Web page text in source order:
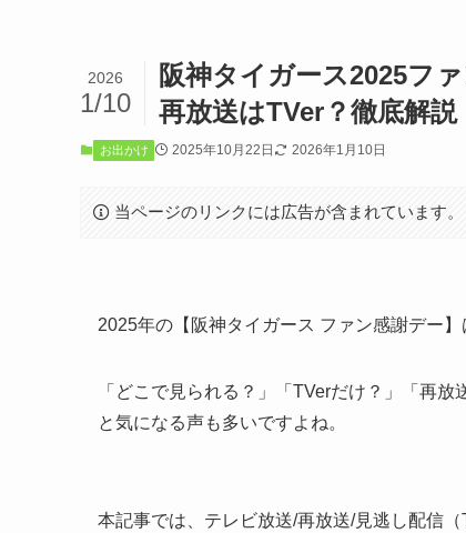
阪神タイガース2025フ
再放送はTVer？徹底解説
2026
1/10
お出かけ 2025年10月22日 2026年1月10日
当ページのリンクには広告が含まれています。
2025年の【阪神タイガース ファン感謝デー】
「どこで見られる？」「TVerだけ？」「再放
と気になる声も多いですよね。
本記事では、テレビ放送/再放送/見逃し配信